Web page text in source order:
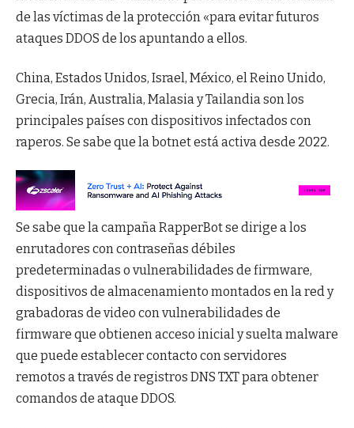
de las víctimas de la protección «para evitar futuros
ataques DDOS de los apuntando a ellos.
China, Estados Unidos, Israel, México, el Reino Unido,
Grecia, Irán, Australia, Malasia y Tailandia son los
principales países con dispositivos infectados con
raperos. Se sabe que la botnet está activa desde 2022.
Se sabe que la campaña RapperBot se dirige a los
enrutadores con contraseñas débiles
predeterminadas o vulnerabilidades de firmware,
dispositivos de almacenamiento montados en la red y
grabadoras de video con vulnerabilidades de
firmware que obtienen acceso inicial y suelta malware
que puede establecer contacto con servidores
remotos a través de registros DNS TXT para obtener
comandos de ataque DDOS.